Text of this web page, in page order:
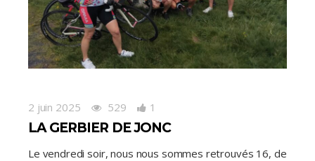
2 juin 2025 529 1
LA GERBIER DE JONC
Le vendredi soir, nous nous sommes retrouvés 16, de